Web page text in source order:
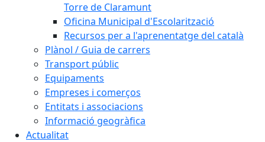
Torre de Claramunt
Oficina Municipal d'Escolarització
Recursos per a l'aprenentatge del català
Plànol / Guia de carrers
Transport públic
Equipaments
Empreses i comerços
Entitats i associacions
Informació geogràfica
Actualitat